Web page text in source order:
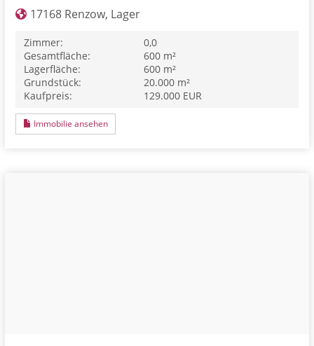
17168 Renzow, Lager
Zimmer:
0,0
Gesamtfläche:
600 m²
Lagerfläche:
600 m²
Grundstück:
20.000 m²
Kaufpreis:
129.000 EUR
Immobilie ansehen